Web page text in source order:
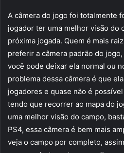
A câmera do jogo foi totalmente
jogador ter uma melhor visão do
próxima jogada. Quem é mais
preferir a câmera padrão do
você pode deixar ela normal ou
problema dessa câmera é que
jogadores e quase não é
tendo que recorrer ao mapa do
uma melhor visão do campo,
PS4, essa câmera é bem mais
veja o campo por completo,